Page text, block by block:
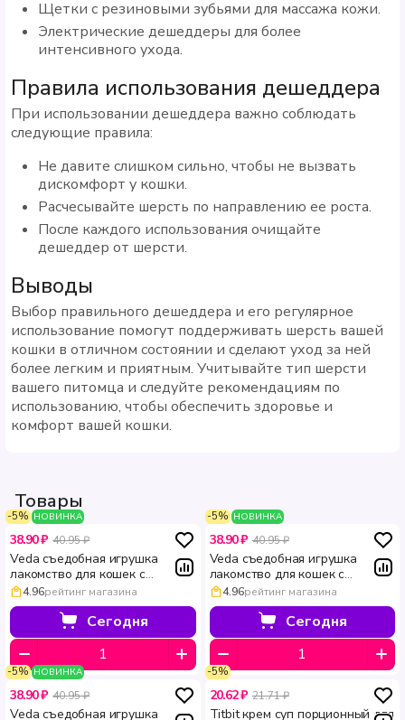
Щетки с резиновыми зубьями для массажа кожи.
Электрические дешеддеры для более
интенсивного ухода.
Правила использования дешеддера
При использовании дешеддера важно соблюдать
следующие правила:
Не давите слишком сильно, чтобы не вызвать
дискомфорт у кошки.
Расчесывайте шерсть по направлению ее роста.
После каждого использования очищайте
дешеддер от шерсти.
Выводы
Выбор правильного дешеддера и его регулярное
использование помогут поддерживать шерсть вашей
кошки в отличном состоянии и сделают уход за ней
более легким и приятным. Учитывайте тип шерсти
вашего питомца и следуйте рекомендациям по
использованию, чтобы обеспечить здоровье и
комфорт вашей кошки.
Товары
НОВИНКА
-5%
38.90 ₽ 40.95 ₽
Veda cъедобная игрушка
лакомство для кошек с
кошачьей мятой Весёлый Мур-
р-рмелад 6 г
4.96рейтинг магазина
Сегодня
НОВИНКА
-5%
38.90 ₽ 40.95 ₽
Veda cъедобная игрушка
лакомство для кошек с
инулином Весёлый Мур-р-
рмелад 6 г
4.96рейтинг магазина
Сегодня
НОВИНКА
-5%
38.90 ₽ 40.95 ₽
Veda cъедобная игрушка
-5%
20.62 ₽ 21.71 ₽
Titbit крем суп порционный для